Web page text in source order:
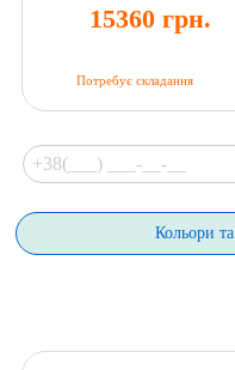
15360 грн.
Потребує складання
Кольори